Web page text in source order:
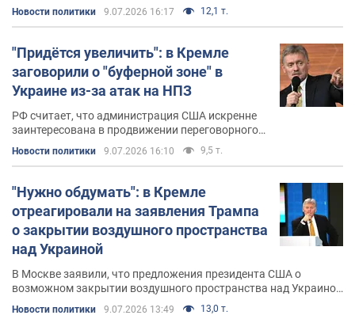
Новости политики 9.07.2026 16:17 12,1 т.
"Придётся увеличить": в Кремле
заговорили о "буферной зоне" в
Украине из-за атак на НПЗ
РФ считает, что администрация США искренне
заинтересована в продвижении переговорного
Новости политики 9.07.2026 16:10 9,5 т.
"Нужно обдумать": в Кремле
отреагировали на заявления Трампа
о закрытии воздушного пространства
над Украиной
В Москве заявили, что предложения президента США о
возможном закрытии воздушного пространства над Украиной
Новости политики 9.07.2026 13:49 13,0 т.